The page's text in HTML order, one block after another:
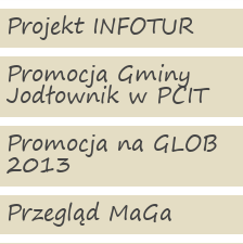
Projekt INFOTUR
Promocja Gminy
Jodłownik w PCIT
Promocja na GLOB
2013
Przegląd MaGa